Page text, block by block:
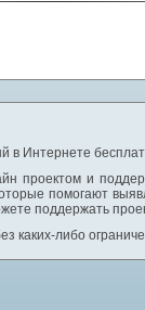
в Интернете
проектом и
помогают
поддержать
каких-либо